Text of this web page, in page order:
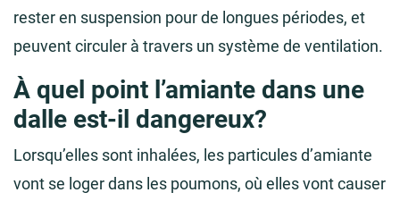
rester en suspension pour de longues périodes, et
peuvent circuler à travers un système de ventilation.
À quel point l’amiante dans une
dalle est-il dangereux?
Lorsqu’elles sont inhalées, les particules d’amiante
vont se loger dans les poumons, où elles vont causer